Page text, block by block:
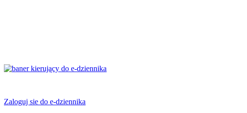
Zaloguj sie do e-dziennika